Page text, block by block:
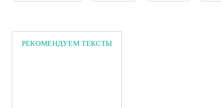
РЕКОМЕНДУЕМ ТЕКСТЫ